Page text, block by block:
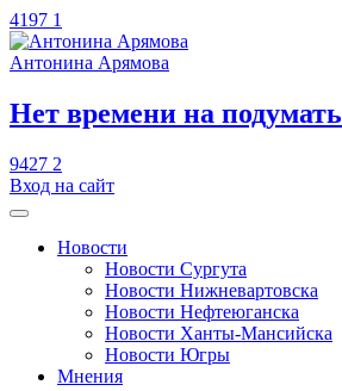
4197 1
Антонина Арямова
​Нет времени на подумать
9427 2
Вход на сайт
Новости
Новости Сургута
Новости Нижневартовска
Новости Нефтеюганска
Новости Ханты-Мансийска
Новости Югры
Мнения